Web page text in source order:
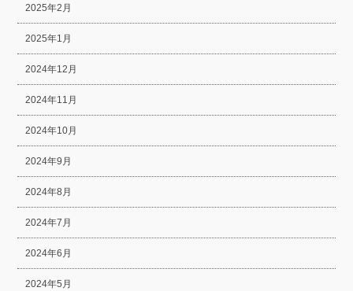
2025年2月
2025年1月
2024年12月
2024年11月
2024年10月
2024年9月
2024年8月
2024年7月
2024年6月
2024年5月